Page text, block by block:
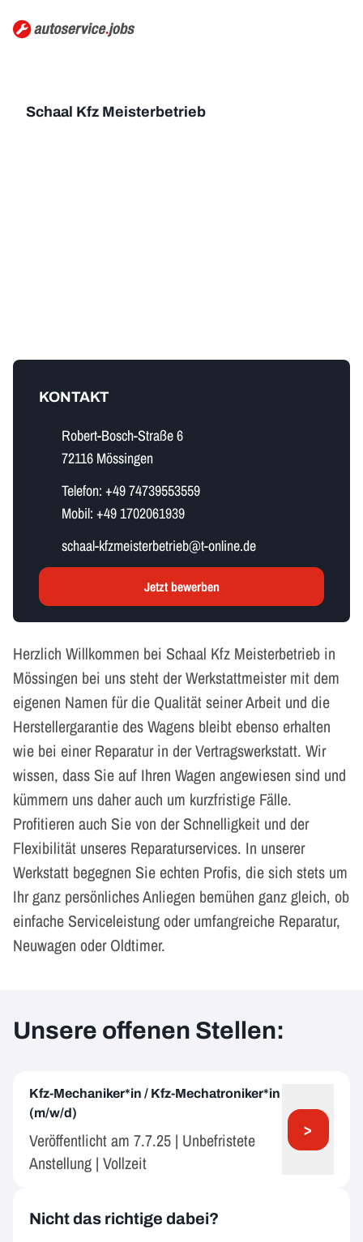
Schaal Kfz Meisterbetrieb
KONTAKT
Robert-Bosch-Straße 6
72116 Mössingen
Telefon: +49 74739553559
Mobil: +49 1702061939
s​c​h​a​a​l​-​k​f​z​m​e​i​s​t​e​r​b​e​t​r​i​e​b​@t-online.de
Jetzt bewerben
Herzlich Willkommen bei Schaal Kfz Meisterbetrieb in
Mössingen bei uns steht der Werkstattmeister mit dem
eigenen Namen für die Qualität seiner Arbeit und die
Herstellergarantie des Wagens bleibt ebenso erhalten
wie bei einer Reparatur in der Vertragswerkstatt. Wir
wissen, dass Sie auf Ihren Wagen angewiesen sind und
kümmern uns daher auch um kurzfristige Fälle.
Profitieren auch Sie von der Schnelligkeit und der
Flexibilität unseres Reparaturservices. In unserer
Werkstatt begegnen Sie echten Profis, die sich stets um
Ihr ganz persönliches Anliegen bemühen ganz gleich, ob
einfache Serviceleistung oder umfangreiche Reparatur,
Neuwagen oder Oldtimer.
Unsere offenen Stellen:
Kfz-Mechaniker*in / Kfz-Mechatroniker*in
(m/w/d)
Veröffentlicht am 7.7.25 | Unbefristete
Anstellung | Vollzeit
>
Nicht das richtige dabei?